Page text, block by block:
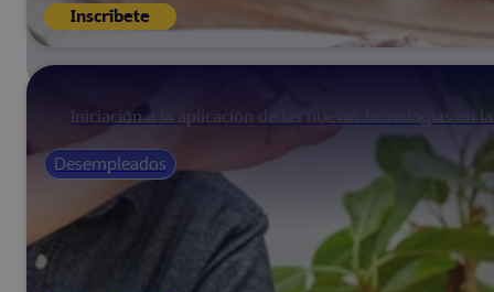
Inscríbete
Iniciación a la aplicación de las nuevas tecnologías en
Desempleados